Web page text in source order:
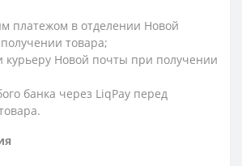
платежом в отделении Новой
товара;
Новой почты при получении
банка через LiqPay перед